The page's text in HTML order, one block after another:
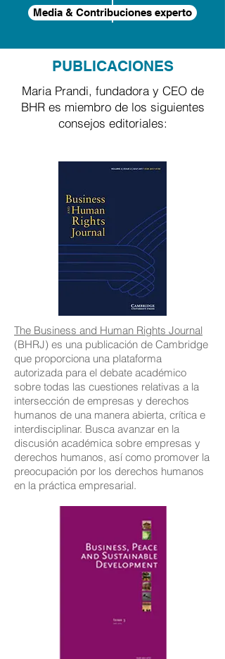
Media & Contribuciones experto
PUBLICACIONES
Maria Prandi, fundadora y CEO de
BHR es miembro de los siguientes
consejos editoriales:
The Business and Human Rights Journal
(BHRJ) es una publicación de Cambridge
que proporciona una plataforma
autorizada para el debate académico
sobre todas las cuestiones relativas a la
intersección de empresas y derechos
humanos de una manera abierta, crítica e
interdisciplinar. Busca avanzar en la
discusión académica sobre empresas y
derechos humanos, así como promover la
preocupación por los derechos humanos
en la práctica empresarial.